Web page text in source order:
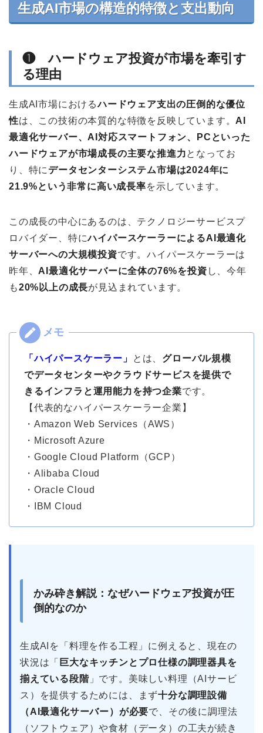
生成AI市場の構造的特徴と支出動向
❶ ハードウェア投資が市場を牽引す
る理由
生成AI市場におけるハードウェア支出の圧倒的な優位
性は、この技術の本質的な特徴を反映しています。 AI
最適化サーバー、AI対応スマートフォン、PCといった
ハードウェアが市場成長の主要な推進力となってお
り、特に データセンターシステム市場は2024年に
21.9%という非常に高い成長率を示しています。
この成長の中心にあるのは、テクノロジーサービスプ
ロバイダー、特にハイパースケーラーによるAI最適化
サーバーへの大規模投資です。ハイパースケーラーは
昨年、 AI最適化サーバーに全体の76%を投資 し、今年
も20%以上の成長が見込まれています。
「ハイパースケーラー」 とは、 グローバル規模
でデータセンターやクラウドサービスを提供で
きるインフラと運用能力を持つ企業です。
【代表的なハイパースケーラー企業】
・Amazon Web Services（AWS）
・Microsoft Azure
・Google Cloud Platform（GCP）
・Alibaba Cloud
・Oracle Cloud
・IBM Cloud
かみ砕き解説：なぜハードウェア投資が圧
倒的なのか
生成AIを「料理を作る工程」に例えると、現在の
状況は「 巨大なキッチンとプロ仕様の調理器具を
揃えている段階」です。美味しい料理（AIサービ
ス）を提供するためには、まず十分な調理設備
（AI最適化サーバー）が必要で、その後に調理法
（ソフトウェア）や食材（データ）の工夫が続き